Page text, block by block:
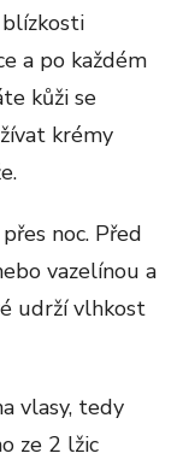
a po každém
kůži se
krémy
noc. Před
vazelínou a
udrží vlhkost
vlasy, tedy
ze 2 lžic